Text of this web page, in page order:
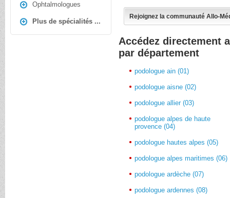
Ophtalmologues
Plus de spécialités ...
Rejoignez la communauté Allo-
Accédez directement
par département
podologue ain (01)
podologue aisne (02)
podologue allier (03)
podologue alpes de haute
provence (04)
podologue hautes alpes (05)
podologue alpes maritimes (06)
podologue ardèche (07)
podologue ardennes (08)